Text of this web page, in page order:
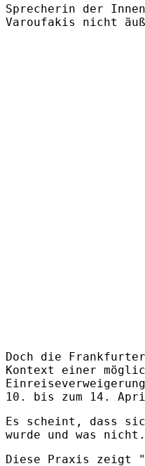
Sprecherin der
Varoufakis nicht
Doch die
Kontext einer
10. bis zum 14.
Es scheint, dass
wurde und was nicht.
Diese Praxis zeigt